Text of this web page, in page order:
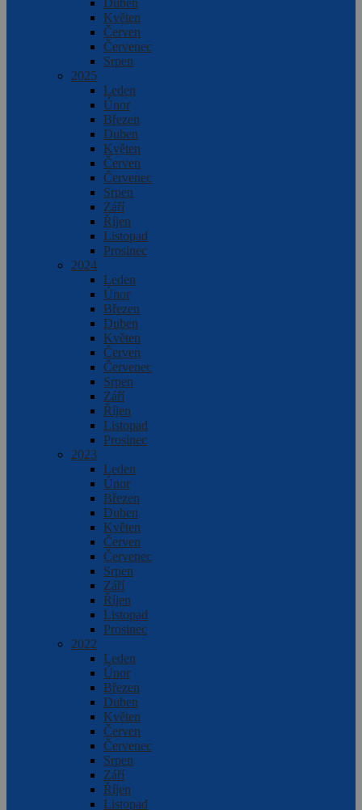
Duben
Květen
Červen
Červenec
Srpen
2025
Leden
Únor
Březen
Duben
Květen
Červen
Červenec
Srpen
Září
Říjen
Listopad
Prosinec
2024
Leden
Únor
Březen
Duben
Květen
Červen
Červenec
Srpen
Září
Říjen
Listopad
Prosinec
2023
Leden
Únor
Březen
Duben
Květen
Červen
Červenec
Srpen
Září
Říjen
Listopad
Prosinec
2022
Leden
Únor
Březen
Duben
Květen
Červen
Červenec
Srpen
Září
Říjen
Listopad